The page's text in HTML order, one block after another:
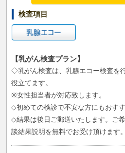
検査項目
【乳がん検査プラン】
◇乳がん検査は、乳腺エコー検査を
役立てます。
※女性担当者が対応致します。
◇初めての検診で不安な方にもおすす
◇結果は後日ご郵送いたします。ご
談結果説明を無料でお受け頂けます。